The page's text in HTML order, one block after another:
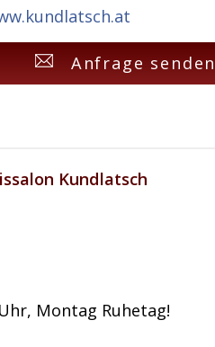
Anfrage senden
Kundlatsch
Montag Ruhetag!